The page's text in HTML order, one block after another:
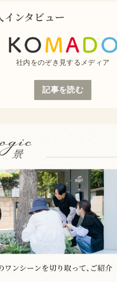
インタビュー
社内をのぞき見するメディア
記事を読む